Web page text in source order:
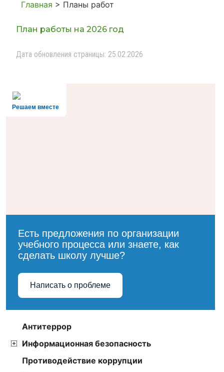
Главная > Планы работ
План работы на 2026 год
Дата обновления страницы: 25.02.2026
Решаем вместе
Есть предложения по организации
учебного процесса или знаете, как
сделать школу лучше?
Написать о проблеме
Антитеррор
Информационная безопасность
Противодействие коррупции